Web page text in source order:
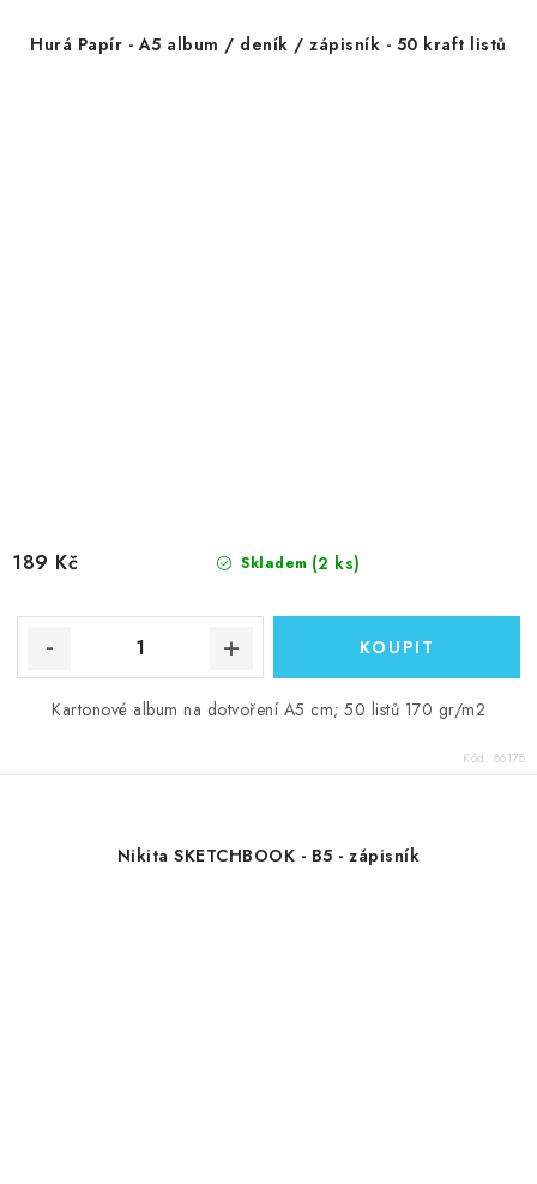
Hurá Papír - A5 album / deník / zápisník - 50 kraft listů
Skladem (2 ks)
189 Kč
Kartonové album na dotvoření A5 cm; 50 listů 170 gr/m2
Kód: 86178
Nikita SKETCHBOOK - B5 - zápisník